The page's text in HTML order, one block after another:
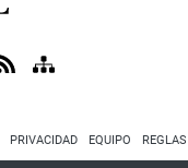
PRIVACIDAD EQUIPO